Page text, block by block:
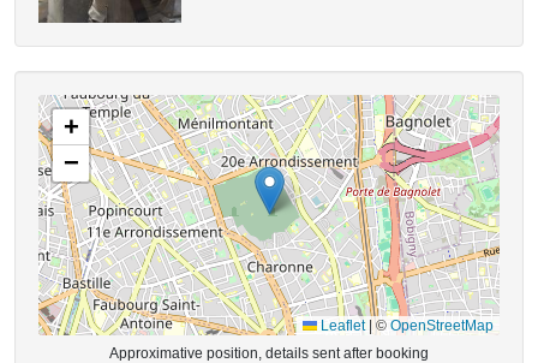
+
−
Leaflet | © OpenStreetMap
Approximative position, details sent after booking